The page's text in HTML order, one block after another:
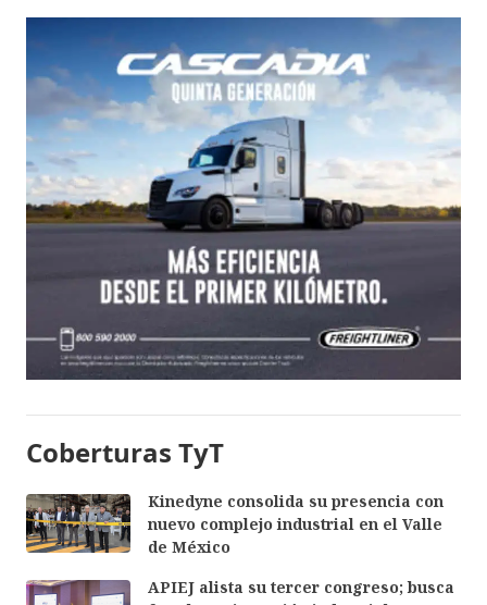
Coberturas TyT
Kinedyne consolida su presencia con
nuevo complejo industrial en el Valle
de México
APIEJ alista su tercer congreso; busca